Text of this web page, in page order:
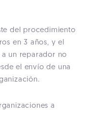
del procedimiento
en 3 años, y el
un reparador no
el envío de una
a